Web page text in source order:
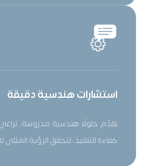
استشارات هندسية دقيقة
نقدّم حلولًا هندسية مدروسة،
كفاءة التنفيذ، لتحقق الرؤية